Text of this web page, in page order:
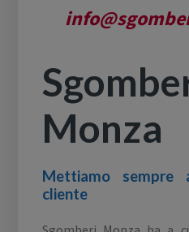
Monza
Mettiamo
cliente